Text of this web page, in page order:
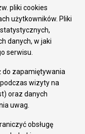
pliki cookies
użytkowników. Pliki
danych, w jaki
serwisu.
do zapamiętywania
wizyty na
oraz danych
uwag.
obsługę